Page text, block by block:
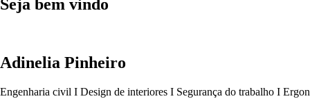
Seja bem vindo
Adinelia Pinheiro
Engenharia civil I Design de interiores I Segurança do trabalho I